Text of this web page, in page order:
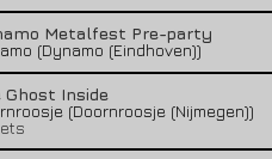
Metalfest Pre-party
(Dynamo (Eindhoven))
Ghost Inside
(Doornroosje (Nijmegen))